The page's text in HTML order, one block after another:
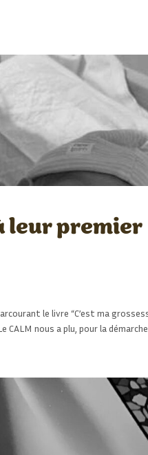
leur premier
le livre “C’est ma
CALM nous a plu, pour la